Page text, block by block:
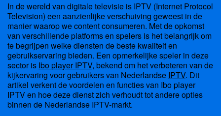
In de wereld van digitale televisie is IPTV (Internet Protocol
Television) een aanzienlijke verschuiving geweest in de
manier waarop we content consumeren. Met de opkomst
van verschillende platforms en spelers is het belangrijk om
te begrijpen welke diensten de beste kwaliteit en
gebruikservaring bieden. Een opmerkelijke speler in deze
sector is Ibo player IPTV, bekend om het verbeteren van de
kijkervaring voor gebruikers van Nederlandse IPTV. Dit
artikel verkent de voordelen en functies van Ibo player
IPTV en hoe deze dienst zich verhoudt tot andere opties
binnen de Nederlandse IPTV-markt.